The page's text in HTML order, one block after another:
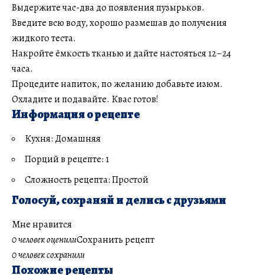
Выдержите час-два до появления пузырьков.
Введите всю воду, хорошо размешав до получения
жидкого теста.
Накройте ёмкость тканью и дайте настояться 12–24
часа.
Процедите напиток, по желанию добавьте изюм.
Охладите и подавайте. Квас готов!
Информация о рецепте
Кухня: Домашняя
Порций в рецепте: 1
Сложность рецепта: Простой
Голосуй, сохраняй и делись с друзьями
Мне нравится
0 человек оценилиСохранить рецепт
0 человек сохранили
Похожие рецепты